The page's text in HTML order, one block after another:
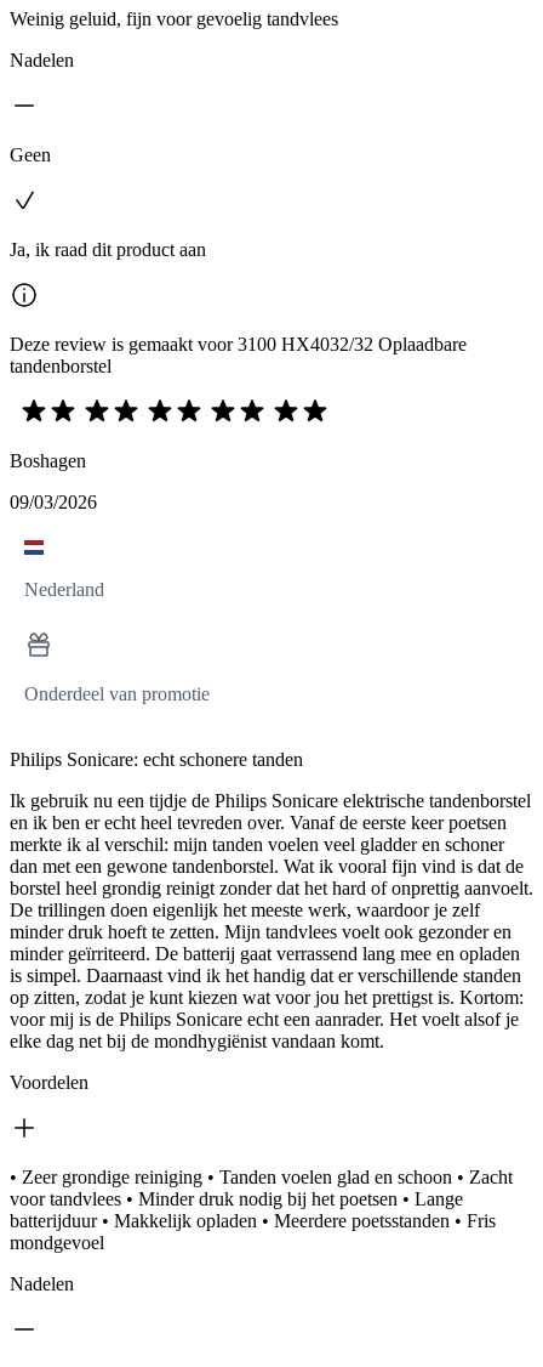
Weinig geluid, fijn voor gevoelig tandvlees
Nadelen
Geen
Ja, ik raad dit product aan
Deze review is gemaakt voor 3100 HX4032/32 Oplaadbare
tandenborstel
Boshagen
09/03/2026
Nederland
Onderdeel van promotie
Philips Sonicare: echt schonere tanden
Ik gebruik nu een tijdje de Philips Sonicare elektrische tandenborstel
en ik ben er echt heel tevreden over. Vanaf de eerste keer poetsen
merkte ik al verschil: mijn tanden voelen veel gladder en schoner
dan met een gewone tandenborstel. Wat ik vooral fijn vind is dat de
borstel heel grondig reinigt zonder dat het hard of onprettig aanvoelt.
De trillingen doen eigenlijk het meeste werk, waardoor je zelf
minder druk hoeft te zetten. Mijn tandvlees voelt ook gezonder en
minder geïrriteerd. De batterij gaat verrassend lang mee en opladen
is simpel. Daarnaast vind ik het handig dat er verschillende standen
op zitten, zodat je kunt kiezen wat voor jou het prettigst is. Kortom:
voor mij is de Philips Sonicare echt een aanrader. Het voelt alsof je
elke dag net bij de mondhygiënist vandaan komt.
Voordelen
• Zeer grondige reiniging • Tanden voelen glad en schoon • Zacht
voor tandvlees • Minder druk nodig bij het poetsen • Lange
batterijduur • Makkelijk opladen • Meerdere poetsstanden • Fris
mondgevoel
Nadelen